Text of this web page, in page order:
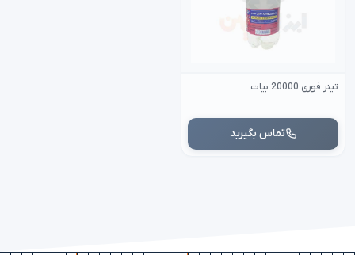
تینر فوری 20000 بیات
تماس بگیرید